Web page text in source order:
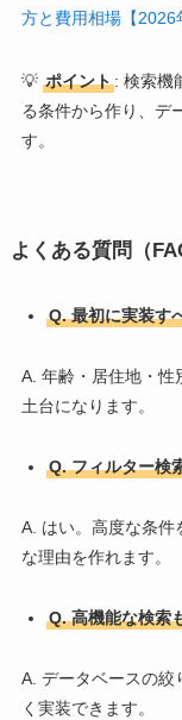
方と費用相場【2026
💡 ポイント: 検索機
る条件から作り、デ
す。
よくある質問（
Q. 最初に実装す
A. 年齢・居住地・性
土台になります。
Q. フィルター検
A. はい。高度な条件
な理由を作れます。
Q. 高機能な検索
A. データベースの絞
く実装できます。